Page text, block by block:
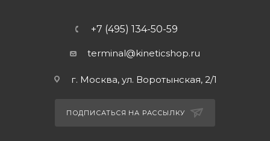
+7 (495) 134-50-59
terminal@kineticshop.ru
г. Москва, ул. Воротынская, 2/1
ПОДПИСАТЬСЯ НА РАССЫЛКУ